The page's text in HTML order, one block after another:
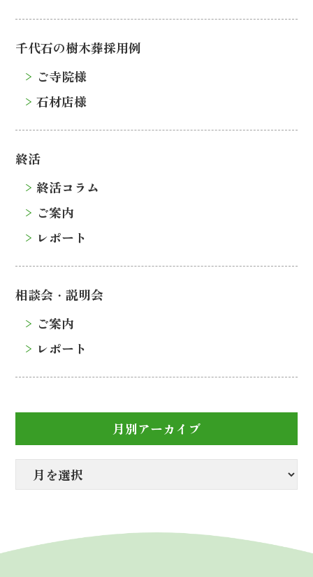
千代石の樹木葬採用例
ご寺院様
石材店様
終活
終活コラム
ご案内
レポート
相談会・説明会
ご案内
レポート
月別アーカイブ